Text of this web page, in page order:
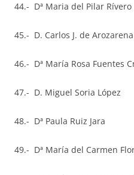
44.- Dª Maria del Pilar
45.- D. Carlos J. de
46.- Dª María Rosa Fuentes
47.- D. Miguel Soria López
48.- Dª Paula Ruiz Jara
49.- Dª María del Carmen